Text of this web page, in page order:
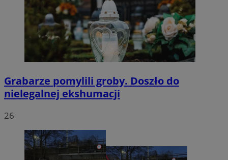
Grabarze pomylili groby. Doszło do
nielegalnej ekshumacji
26